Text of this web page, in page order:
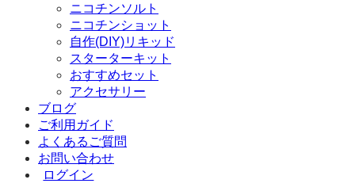
ニコチンソルト
ニコチンショット
自作(DIY)リキッド
スターターキット
おすすめセット
アクセサリー
ブログ
ご利用ガイド
よくあるご質問
お問い合わせ
ログイン